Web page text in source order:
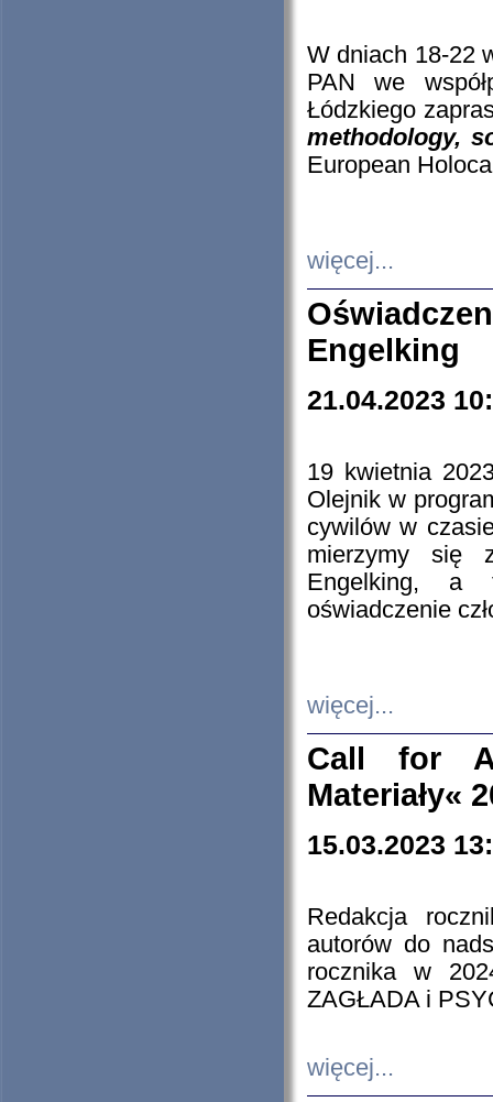
W dniach 18-22
PAN we
Łódzkiego
methodology,
European
więcej...
Engelking
21.04.2023
19 kwietnia
Olejnik w
cywilów w
mierzymy się
Engelking, a
oświadczenie
więcej...
Call for
Materiały«
15.03.2023
Redakcja
autorów do
rocznika w
ZAGŁADA i
więcej...